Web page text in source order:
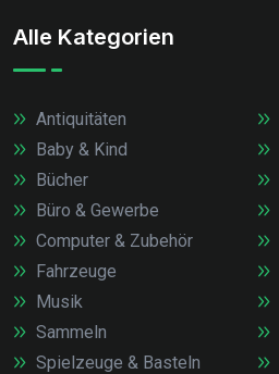
Alle Kategorien
Antiquitäten
Baby & Kind
Bücher
Büro & Gewerbe
Computer & Zubehör
Fahrzeuge
Musik
Sammeln
Spielzeuge & Basteln